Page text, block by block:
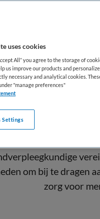
arts,
ingezet om het
de
leven van
het geven van
wondzorg. Voor
kennis,
teams, met
om bij te dragen
zorg voor
uses cookies
All” you agree to the storage of
us improve our products and
necessary and analytical cookies.
"manage preferences"
Settings